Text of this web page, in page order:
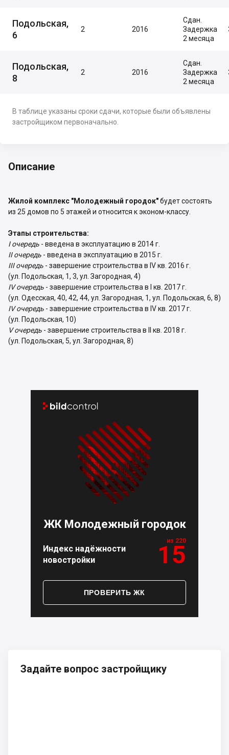
Подольская,
6
2 2016
Сдан.
Задержка
2 месяца
Подольская,
8
2 2016
Сдан.
Задержка
2 месяца
В таблице указаны сроки сдачи, которые были объявлены
застройщиком первоначально.
Описание
Жилой комплекс "Молодежный городок"будет состоять
из 25 домов по 5 этажей и относится к эконом-классу.
Этапы строительства:
I очередь - введена в эксплуатацию в 2014 г.
II очередь - введена в эксплуатацию в 2015 г.
III очередь - завершение строительства в IV кв. 2016 г.
(ул. Подольская, 1, 3, ул. Загородная, 4)
IV очередь - завершение строительства в I кв. 2017 г.
(ул. Одесская, 40, 42, 44, ул. Загородная, 1, ул. Подольская, 6, 8)
IV очередь - завершение строительства в IV кв. 2017 г.
(ул. Подольская, 10)
V очередь - завершение строительства в II кв. 2018 г.
(ул. Подольская, 5, ул. Загородная, 8)
 
ЖК Молодежный городок
Индекс надёжности
новостройки
из 220
15
ПРОВЕРИТЬ ЖК
Задайте вопрос застройщику